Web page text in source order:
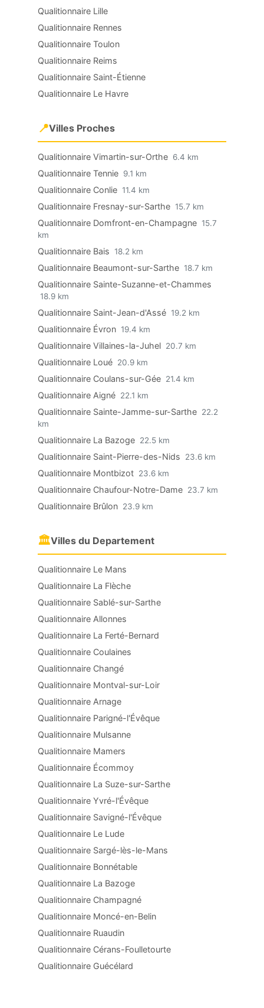
Qualitionnaire Lille
Qualitionnaire Rennes
Qualitionnaire Toulon
Qualitionnaire Reims
Qualitionnaire Saint-Étienne
Qualitionnaire Le Havre
📍Villes Proches
Qualitionnaire Vimartin-sur-Orthe 6.4 km
Qualitionnaire Tennie 9.1 km
Qualitionnaire Conlie 11.4 km
Qualitionnaire Fresnay-sur-Sarthe 15.7 km
Qualitionnaire Domfront-en-Champagne 15.7
km
Qualitionnaire Bais 18.2 km
Qualitionnaire Beaumont-sur-Sarthe 18.7 km
Qualitionnaire Sainte-Suzanne-et-Chammes
18.9 km
Qualitionnaire Saint-Jean-d'Assé 19.2 km
Qualitionnaire Évron 19.4 km
Qualitionnaire Villaines-la-Juhel 20.7 km
Qualitionnaire Loué 20.9 km
Qualitionnaire Coulans-sur-Gée 21.4 km
Qualitionnaire Aigné 22.1 km
Qualitionnaire Sainte-Jamme-sur-Sarthe 22.2
km
Qualitionnaire La Bazoge 22.5 km
Qualitionnaire Saint-Pierre-des-Nids 23.6 km
Qualitionnaire Montbizot 23.6 km
Qualitionnaire Chaufour-Notre-Dame 23.7 km
Qualitionnaire Brûlon 23.9 km
🏛Villes du Departement
Qualitionnaire Le Mans
Qualitionnaire La Flèche
Qualitionnaire Sablé-sur-Sarthe
Qualitionnaire Allonnes
Qualitionnaire La Ferté-Bernard
Qualitionnaire Coulaines
Qualitionnaire Changé
Qualitionnaire Montval-sur-Loir
Qualitionnaire Arnage
Qualitionnaire Parigné-l'Évêque
Qualitionnaire Mulsanne
Qualitionnaire Mamers
Qualitionnaire Écommoy
Qualitionnaire La Suze-sur-Sarthe
Qualitionnaire Yvré-l'Évêque
Qualitionnaire Savigné-l'Évêque
Qualitionnaire Le Lude
Qualitionnaire Sargé-lès-le-Mans
Qualitionnaire Bonnétable
Qualitionnaire La Bazoge
Qualitionnaire Champagné
Qualitionnaire Moncé-en-Belin
Qualitionnaire Ruaudin
Qualitionnaire Cérans-Foulletourte
Qualitionnaire Guécélard